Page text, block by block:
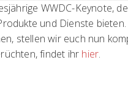
WWDC-Keynote,
und Dienste
stellen wir euch nun
findet ihr hier.